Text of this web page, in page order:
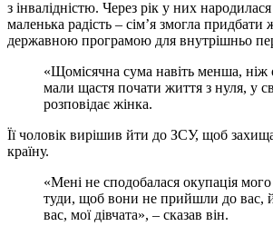
з інвалідністю. Через рік у них
маленька радість – сім’я змогла придбати
державною програмою для внутрішньо
«Щомісячна сума навіть менша,
мали щастя почати життя з нуля, у
розповідає жінка.
Її чоловік вирішив йти до ЗСУ, щоб
країну.
«Мені не сподобалася окупація
туди, щоб вони не прийшли до вас,
вас, мої дівчата», – сказав він.